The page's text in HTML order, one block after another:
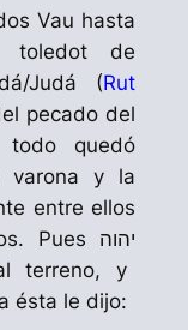
Vau hasta
toledotde
/Judá (Rut
pecado del
todo quedó
varona y la
entre ellos
, sufrieron daños. Pues יהוה
terreno, y
ésta le dijo: